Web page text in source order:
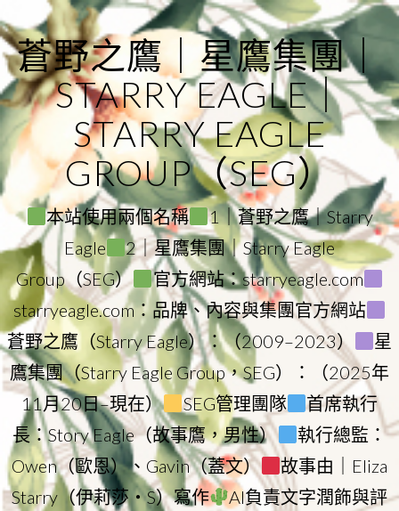
to
content
蒼野之鷹｜星鷹集團｜
STARRY EAGLE｜
STARRY EAGLE
GROUP（SEG）
本站使用兩個名稱
1｜蒼野之鷹｜Starry
Eagle
2｜星鷹集團｜Starry Eagle
Group（SEG）
官方網站：starryeagle.com
starryeagle.com：品牌、內容與集團官方網站
蒼野之鷹（Starry Eagle）：（2009–2023）
星
鷹集團（Starry Eagle Group，SEG）：（2025年
11月20日–現在）
SEG管理團隊
首席執行
長：Story Eagle（故事鷹，男性）
執行總監：
Owen（歐恩）、Gavin（蓋文）
故事由｜Eliza
Starry（伊莉莎・S）寫作
AI負責文字潤飾與評